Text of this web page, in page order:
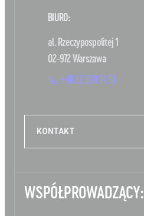
BIURO:
al. Rzeczypospolitej 1
02-972 Warszawa
+48 22 308 14 91
KONTAKT
WSPÓŁPROWADZĄCY: